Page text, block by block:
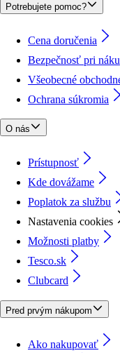
Potrebujete pomoc?
Cena doručenia
Bezpečnosť pri
Všeobecné
Ochrana súkromia
O nás
Prístupnosť
Kde dovážame
Poplatok za službu
Nastavenia cookies
Možnosti platby
Tesco.sk
Clubcard
Pred prvým nákupom
Ako nakupovať